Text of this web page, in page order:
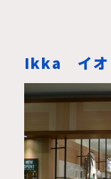
Ikka イオ